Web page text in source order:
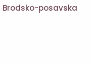
Brodsko-posavska